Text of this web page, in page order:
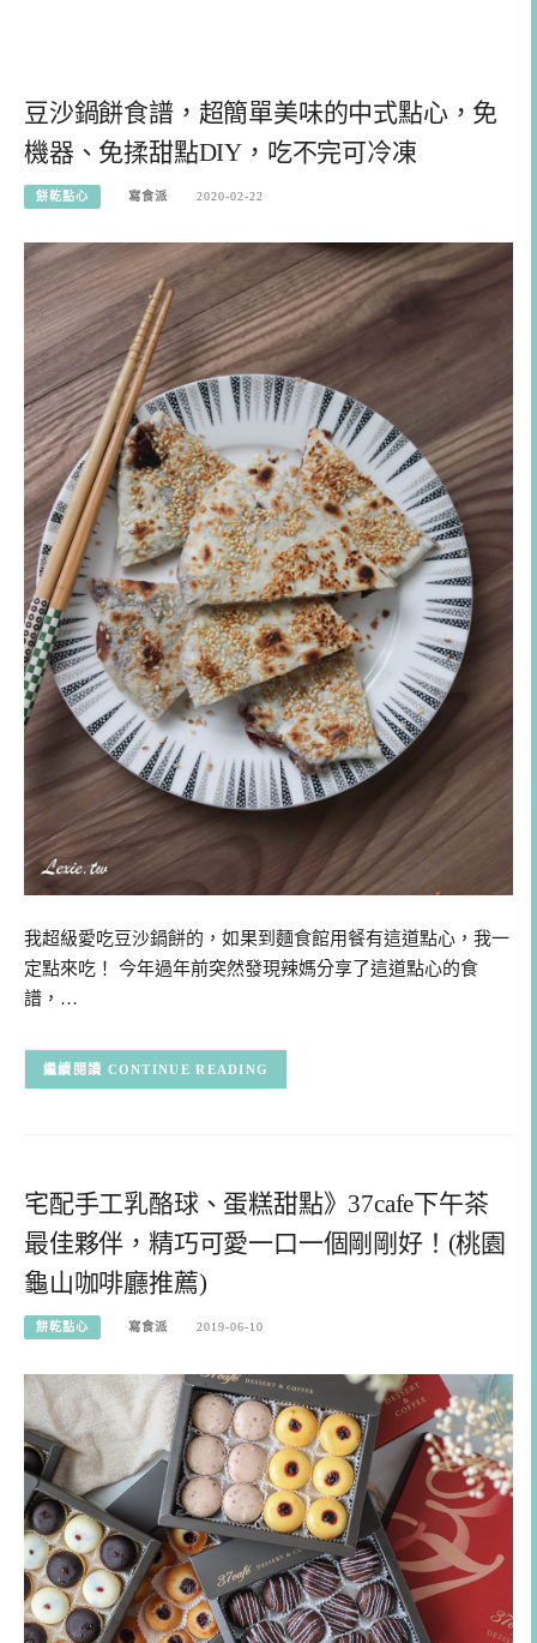
豆沙鍋餅食譜，超簡單美味的中式點心，免
機器、免揉甜點DIY，吃不完可冷凍
餅乾點心 寫食派 2020-02-22
我超級愛吃豆沙鍋餅的，如果到麵食館用餐有這道點心，我一
定點來吃！ 今年過年前突然發現辣媽分享了這道點心的食
譜，…
CONTINUE READING
宅配手工乳酪球、蛋糕甜點》37cafe下午茶
最佳夥伴，精巧可愛一口一個剛剛好！(桃園
龜山咖啡廳推薦)
餅乾點心 寫食派 2019-06-10